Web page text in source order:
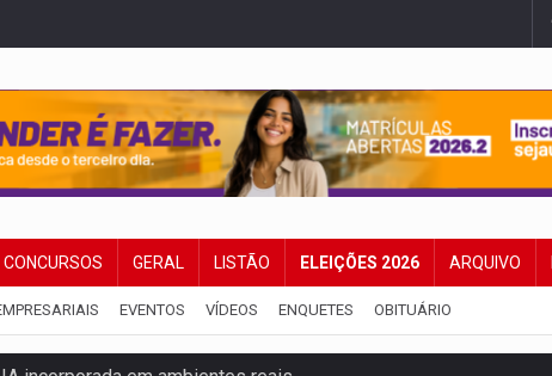
CONCURSOS GERAL LISTÃO ELEIÇÕES 2026 ARQUIVO
EVENTOS VÍDEOS ENQUETES OBITUÁRIO